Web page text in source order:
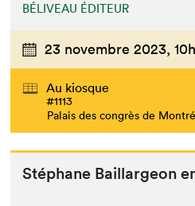
BÉLIVEAU ÉDITEUR
23 novembre 2023,
Au kiosque
#1113
Palais des congrès de
Stéphane Bail­largeon